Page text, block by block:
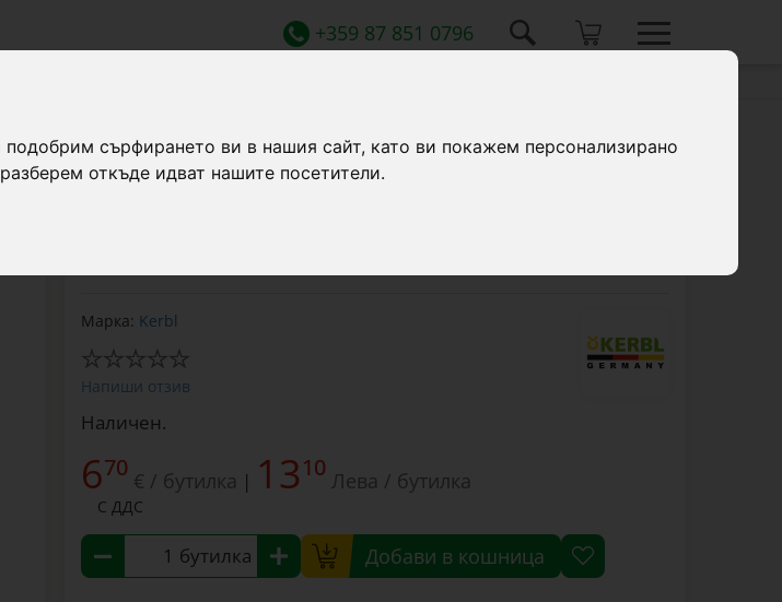
сърфирането ви в нашия сайт, като ви покажем персонализирано
откъде идват нашите посетители.
+359 87 851 0796
Марка: Kerbl
Напиши отзив
Наличен.
670 € / бутилка | 1310 Лева / бутилка
С ДДС
бутилка Добави в кошница